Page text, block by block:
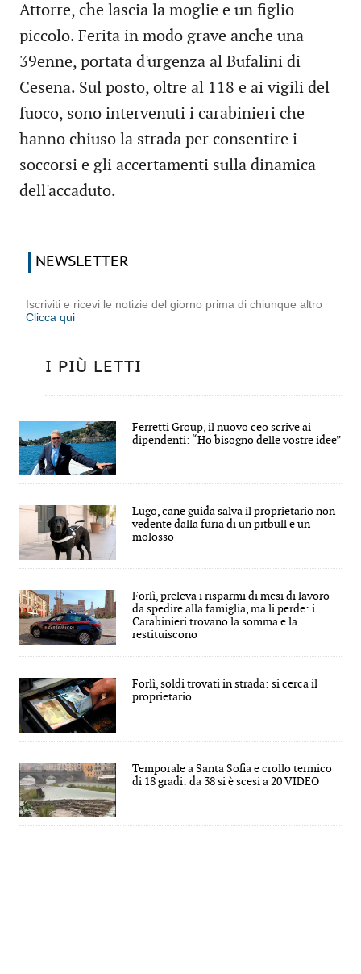
Attorre, che lascia la moglie e un figlio
piccolo. Ferita in modo grave anche una
39enne, portata d'urgenza al Bufalini di
Cesena. Sul posto, oltre al 118 e ai vigili del
fuoco, sono intervenuti i carabinieri che
hanno chiuso la strada per consentire i
soccorsi e gli accertamenti sulla dinamica
dell'accaduto.
NEWSLETTER
Iscriviti e ricevi le notizie del giorno prima di chiunque altro
Clicca qui
I PIÙ LETTI
Ferretti Group, il nuovo ceo scrive ai
dipendenti: “Ho bisogno delle vostre idee”
Lugo, cane guida salva il proprietario non
vedente dalla furia di un pitbull e un
molosso
Forlì, preleva i risparmi di mesi di lavoro
da spedire alla famiglia, ma li perde: i
Carabinieri trovano la somma e la
restituiscono
Forlì, soldi trovati in strada: si cerca il
proprietario
Temporale a Santa Sofia e crollo termico
di 18 gradi: da 38 si è scesi a 20 VIDEO